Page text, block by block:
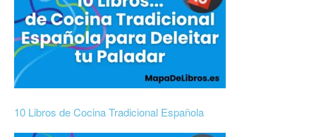
10 Libros de Cocina Tradicional Española